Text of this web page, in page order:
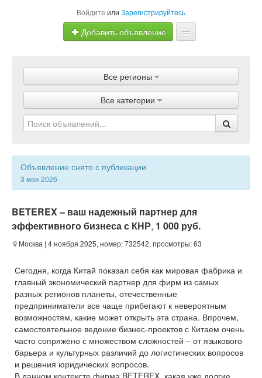
Войдите или Зарегистрируйтесь
Добавить объявление
Объявления
Магазины
Услуги
Статьи
Все регионы
Все категории
Объявление снято с публикации
3 мая 2026
BETEREX – ваш надежный партнер для
эффективного бизнеса с КНР, 1 000 руб.
Москва | 4 ноября 2025, номер: 732542, просмотры: 63
Сегодня, когда Китай показал себя как мировая фабрика и
главный экономический партнер для фирм из самых
разных регионов планеты, отечественные
предприниматели все чаще прибегают к невероятным
возможностям, какие может открыть эта страна. Впрочем,
самостоятельное ведение бизнес-проектов с Китаем очень
часто сопряжено с множеством сложностей – от языкового
барьера и культурных различий до логистических вопросов
и решения юридических вопросов.
В данном контексте фирма BETEREX, какая уже долгие